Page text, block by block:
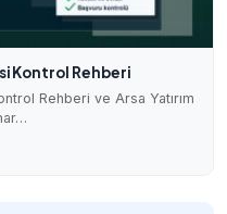
Kontrol Rehberi
Rehberi ve Arsa Yatırım